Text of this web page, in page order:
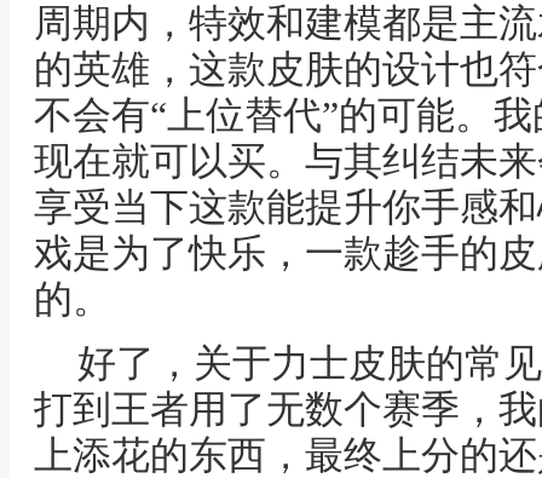
周期内，特效和建模都是主
的英雄，这款皮肤的设计也
不会有“上位替代”的可能。
现在就可以买。与其纠结未
享受当下这款能提升你手感
戏是为了快乐，一款趁手的
的。
好了，关于力士皮肤的常
打到王者用了无数个赛季，
上添花的东西，最终上分的